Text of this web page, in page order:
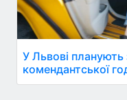
У Львові планують
комендантської